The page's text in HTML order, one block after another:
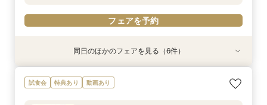
フェアを予約
特典あり 動画あり
＼マイナビ限定特典BIG★マリオット豪華宿泊特
典付／チャペル×会場見学＆三國シェフ監修ハー
◆はじめての見学◆気軽にウェディング相談◎ク
イックフェア
特典あり
◆豪華ミクニ試食付◆館内神前式×伝統*和婚*体
験フェア
特典あり
【家族・少人数フェア】こだわりの料理×会話を
楽しむ結婚式
特典あり
【花嫁人気*】5つ星ホテル婚を体感◆選べる挙
式×美食フレンチ試食×宿泊特典付
新郎新婦のみもOK◆挙式のみ開催の方向け相談
会◆会食付も◎
同日のほかのフェアを見る（6件）
試食会 特典あり 動画あり